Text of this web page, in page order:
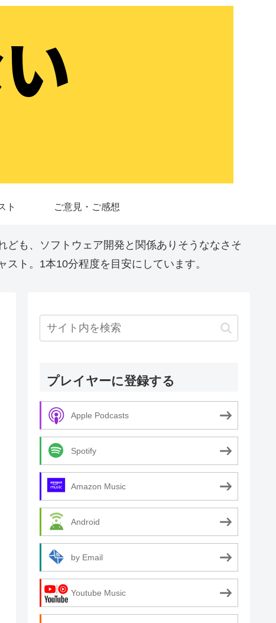
ト ご意見・ご感想
ども、ソフトウェア開発と関係ありそうななさそ
ト。1本10分程度を目安にしています。
プレイヤーに登録する
Apple Podcasts
Spotify
Amazon Music
Android
by Email
Youtube Music